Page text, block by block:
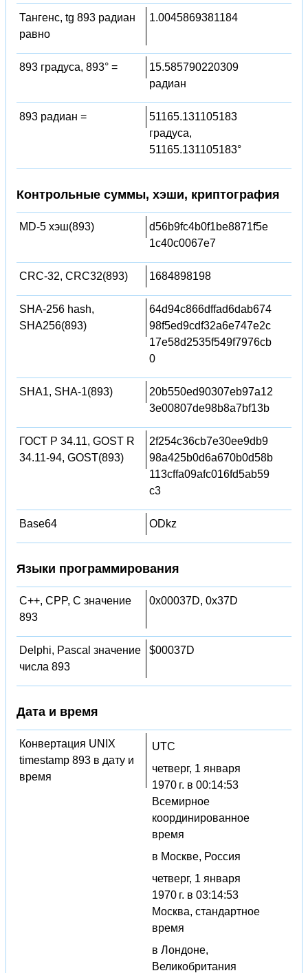
Тангенс, tg 893 радиан
равно
1.0045869381184
893 градуса, 893° =
15.585790220309
радиан
893 радиан =
51165.131105183
градуса,
51165.131105183°
Контрольные суммы, хэши, криптография
MD-5 хэш(893)
d56b9fc4b0f1be8871f5e
1c40c0067e7
CRC-32, CRC32(893) 1684898198
SHA-256 hash,
SHA256(893)
64d94c866dffad6dab674
98f5ed9cdf32a6e747e2c
17e58d2535f549f7976cb
0
SHA1, SHA-1(893)
20b550ed90307eb97a12
3e00807de98b8a7bf13b
ГОСТ Р 34.11, GOST R
34.11-94, GOST(893)
2f254c36cb7e30ee9db9
98a425b0d6a670b0d58b
113cffa09afc016fd5ab59
c3
Base64 ODkz
Языки программирования
C++, CPP, C значение
893
0x00037D, 0x37D
Delphi, Pascal значение
числа 893
$00037D
Дата и время
Конвертация UNIX
timestamp 893 в дату и
время
UTC
четверг, 1 января
1970 г. в 00:14:53
Всемирное
координированное
время
в Москве, Россия
четверг, 1 января
1970 г. в 03:14:53
Москва, стандартное
время
в Лондоне,
Великобритания